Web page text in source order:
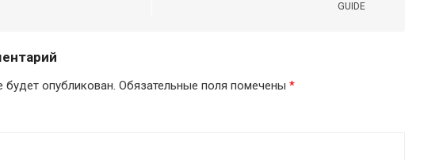
GUIDE
опубликован. Обязательные поля помечены *